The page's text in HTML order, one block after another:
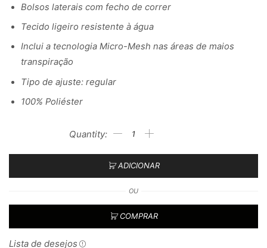
Bolsos laterais com fecho de correr
Tecido ligeiro resistente à água
Inclui a tecnologia Micro-Mesh nas áreas de maios
transpiração
Tipo de ajuste: regular
100% Poliéster
ADICIONAR
OU
COMPRAR
Lista de desejos